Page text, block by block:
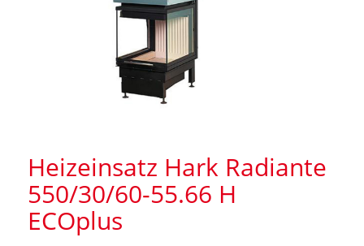
Heizeinsatz Hark Radiante
550/30/60-55.66 H
ECOplus